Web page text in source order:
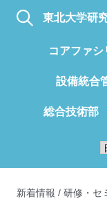
東北大学研
コアファ
設備統合
総合技術部
新着情報 / 研修・セ